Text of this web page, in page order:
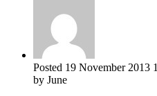
Posted 19 November 2013
by June